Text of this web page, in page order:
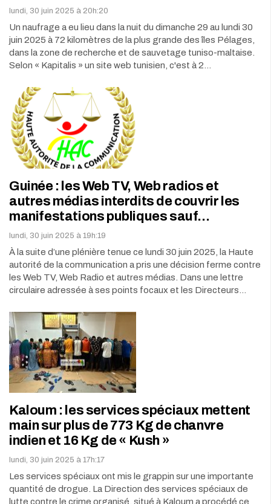
lundi, 30 juin 2025 à 20h:20
Un naufrage a eu lieu dans la nuit du dimanche 29 au lundi 30
juin 2025 à 72 kilomètres de la plus grande des îles Pélages,
dans la zone de recherche et de sauvetage tuniso-maltaise.
Selon « Kapitalis » un site web tunisien, c'est à 2…
Guinée : les Web TV, Web radios et
autres médias interdits de couvrir les
manifestations publiques sauf…
lundi, 30 juin 2025 à 19h:19
À la suite d’une plénière tenue ce lundi 30 juin 2025, la Haute
autorité de la communication a pris une décision ferme contre
les Web TV, Web Radio et autres médias. Dans une lettre
circulaire adressée à ses points focaux et les Directeurs…
Kaloum : les services spéciaux mettent
main sur plus de 773 Kg de chanvre
indien et 16 Kg de « Kush »
lundi, 30 juin 2025 à 17h:17
Les services spéciaux ont mis le grappin sur une importante
quantité de drogue. La Direction des services spéciaux de
lutte contre le crime organisé, situé à Kaloum a procédé ce